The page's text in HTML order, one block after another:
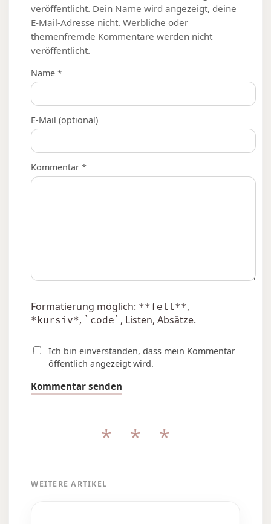
veröffentlicht. Dein Name wird angezeigt, deine
E-Mail-Adresse nicht. Werbliche oder
themenfremde Kommentare werden nicht
veröffentlicht.
Name *
E-Mail (optional)
Kommentar *
Formatierung möglich: **fett**,
*kursiv*, `code` , Listen, Absätze.
Ich bin einverstanden, dass mein Kommentar
öffentlich angezeigt wird.
Kommentar senden
* * *
WEITERE ARTIKEL